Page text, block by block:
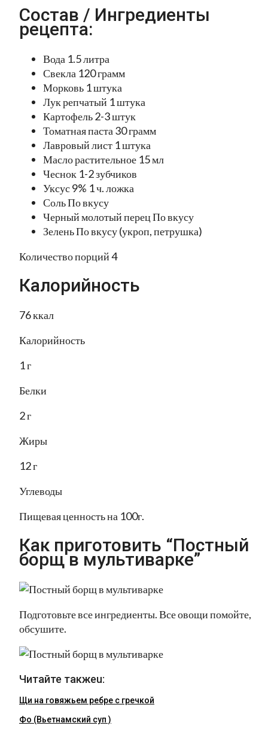
Состав / Ингредиенты
рецепта:
Вода 1.5 литра
Свекла 120 грамм
Морковь 1 штука
Лук репчатый 1 штука
Картофель 2-3 штук
Томатная паста 30 грамм
Лавровый лист 1 штука
Масло растительное 15 мл
Чеснок 1-2 зубчиков
Уксус 9% 1 ч. ложка
Соль По вкусу
Черный молотый перец По вкусу
Зелень По вкусу (укроп, петрушка)
Количество порций 4
Калорийность
76 ккал
Калорийность
1 г
Белки
2 г
Жиры
12 г
Углеводы
Пищевая ценность на 100г.
Как приготовить “Постный
борщ в мультиварке”
Подготовьте все ингредиенты. Все овощи помойте,
обсушите.
Читайте такжеu:
Щи на говяжьем ребре с гречкой
Фо (Вьетнамский суп )